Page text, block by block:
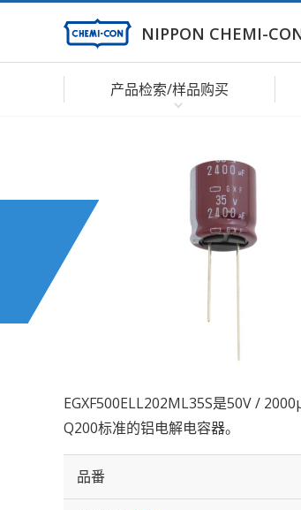
NIPPON CHEMI-
产品检索/样品购买
EGXF500ELL202ML35S是50V /
Q200标准的铝电解电容器。
品番